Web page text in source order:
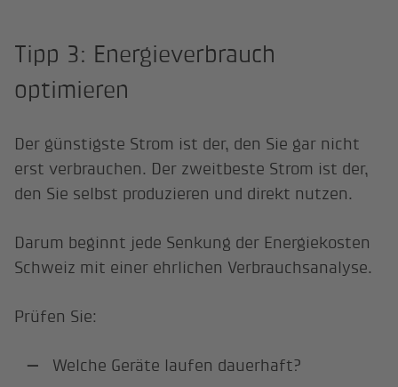
Tipp 3: Energieverbrauch
optimieren
Der günstigste Strom ist der, den Sie gar nicht
erst verbrauchen. Der zweitbeste Strom ist der,
den Sie selbst produzieren und direkt nutzen.
Darum beginnt jede Senkung der Energiekosten
Schweiz mit einer ehrlichen Verbrauchsanalyse.
Prüfen Sie:
Welche Geräte laufen dauerhaft?